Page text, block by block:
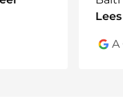
en accessoires
A